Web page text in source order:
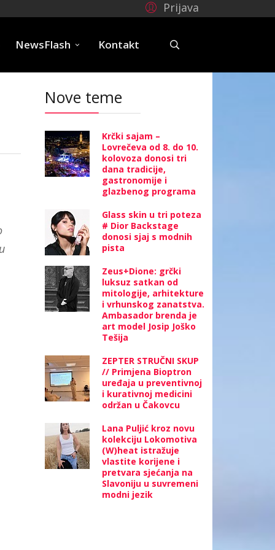
Prijava
NewsFlash Kontakt
Nove teme
Krčki sajam –
Lovrečeva od 8. do 10.
kolovoza donosi tri
dana tradicije,
gastronomije i
glazbenog programa
Glass skin u tri poteza
# Dior Backstage
donosi sjaj s modnih
pista
Zeus+Dione: grčki
luksuz satkan od
mitologije, arhitekture
i vrhunskog zanatstva.
Ambasador brenda je
art model Josip Joško
Tešija
ZEPTER STRUČNI SKUP
// Primjena Bioptron
uređaja u preventivnoj
i kurativnoj medicini
održan u Čakovcu
Lana Puljić kroz novu
kolekciju Lokomotiva
(W)heat istražuje
vlastite korijene i
pretvara sjećanja na
Slavoniju u suvremeni
modni jezik